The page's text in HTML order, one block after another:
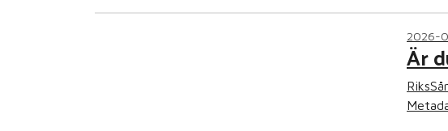
2026-
Är